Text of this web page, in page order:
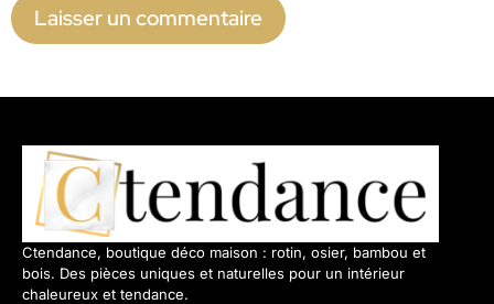
Ctendance, boutique déco maison : rotin, osier, bambou et
bois. Des pièces uniques et naturelles pour un intérieur
chaleureux et tendance.